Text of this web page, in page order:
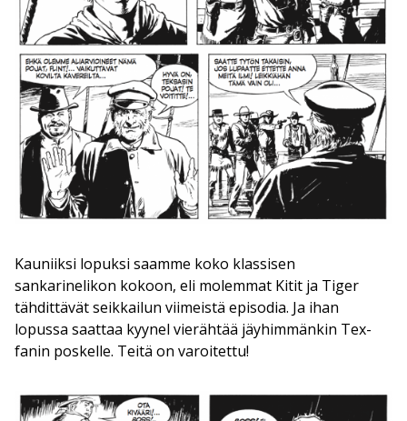
Kauniiksi lopuksi saamme koko klassisen
sankarinelikon kokoon, eli molemmat Kitit ja Tiger
tähdittävät seikkailun viimeistä episodia. Ja ihan
lopussa saattaa kyynel vierähtää jäyhimmänkin Tex-
fanin poskelle. Teitä on varoitettu!